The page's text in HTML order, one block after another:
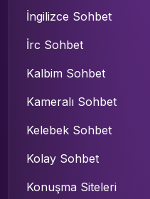
İngilizce Sohbet
İrc Sohbet
Kalbim Sohbet
Kameralı Sohbet
Kelebek Sohbet
Kolay Sohbet
Konuşma Siteleri